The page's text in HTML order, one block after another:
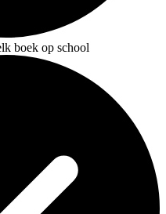
boek op school